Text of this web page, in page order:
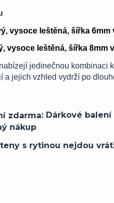
vysoce leštěná, šířka 6mm
vysoce leštěná, šířka 8mm
jedinečnou kombinaci
a jejich vzhled vydrží po
: Dárkové
s rytinou nejdou